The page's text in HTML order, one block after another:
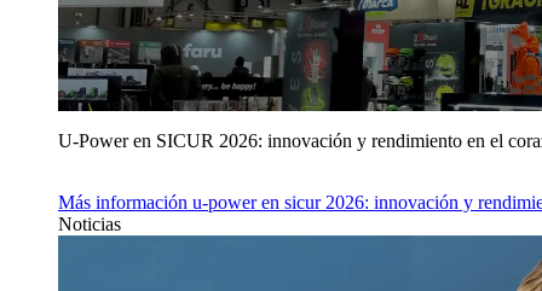
U‑Power en SICUR 2026: innovación y rendimiento en el
Más información u‑power en sicur 2026: innovación y
Noticias